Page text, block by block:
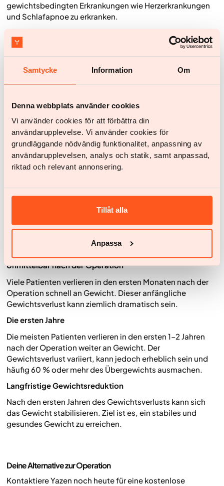
Samtycke Information Om
Denna webbplats använder cookies
Vi använder cookies för att förbättra din
användarupplevelse. Vi använder cookies för
grundläggande nödvändig funktionalitet, anpassning av
användarupplevelsen, analys och statik, samt anpassad,
riktad och relevant annonsering.
Tillåt alla
Anpassa
gewichtsbedingten Erkrankungen wie Herzerkrankungen
und Schlafapnoe zu erkranken.
Verbesserte Lebensqualität
Viele Patienten erleben nach einer Gewichtsabnahme eine
Ernährung und regelmäßige Bewegung –, um langfristigen
Erfolg zu erzielen und zu halten. Darüber hinaus birgt die
Operation Risiken wie Infektionen, Blutgerinnsel und
Komplikationen, die möglicherweise zusätzliche Eingriffe
erfordern.
unterziehen, sollte in Absprache mit einem Arzt und nach
einer sorgfältigen Abwägung der Vorteile und Risiken
getroffen werden. Es ist auch wichtig, über ein starkes
Operation medizinische Versorgung und Beratung in
Anspruch zu nehmen, um die besten Ergebnisse zu
erzielen und aufrechtzuerhalten.
Unmittelbar nach der Operation
Viele Patienten verlieren in den ersten Monaten nach der
Operation schnell an Gewicht. Dieser anfängliche
Gewichtsverlust kann ziemlich dramatisch sein.
Die ersten Jahre
Die meisten Patienten verlieren in den ersten 1-2 Jahren
nach der Operation weiter an Gewicht. Der
Gewichtsverlust variiert, kann jedoch erheblich sein und
häufig 60 % oder mehr des Übergewichts ausmachen.
Langfristige Gewichtsreduktion
Nach den ersten Jahren des Gewichtsverlusts kann sich
das Gewicht stabilisieren. Ziel ist es, ein stabiles und
gesundes Gewicht zu erreichen.
Deine Alternative zur Operation
Kontaktiere Yazen noch heute für eine kostenlose